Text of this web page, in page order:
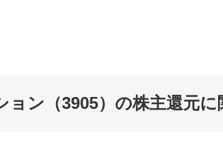
ョン（3905）の株主還元